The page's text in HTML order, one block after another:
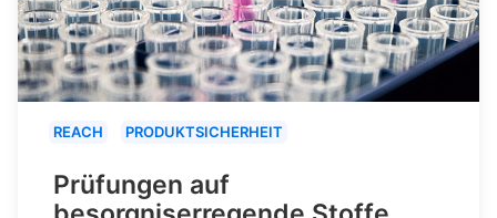
REACH PRODUKTSICHERHEIT
Prüfungen auf